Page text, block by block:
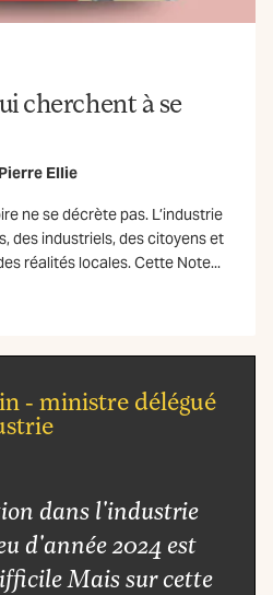
cherchent à se
Pierre Ellie
ne se décrète pas. L’industrie
des industriels, des citoyens et
réalités locales. Cette Note...
- ministre délégué
dans l'industrie
d'année 2024 est
Mais sur cette